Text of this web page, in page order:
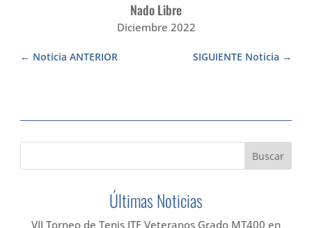
Nado Libre
Diciembre 2022
SIGUIENTE Noticia
Noticia ANTERIOR
Últimas Noticias
VII Torneo de Tenis ITF Veteranos Grado MT400 en